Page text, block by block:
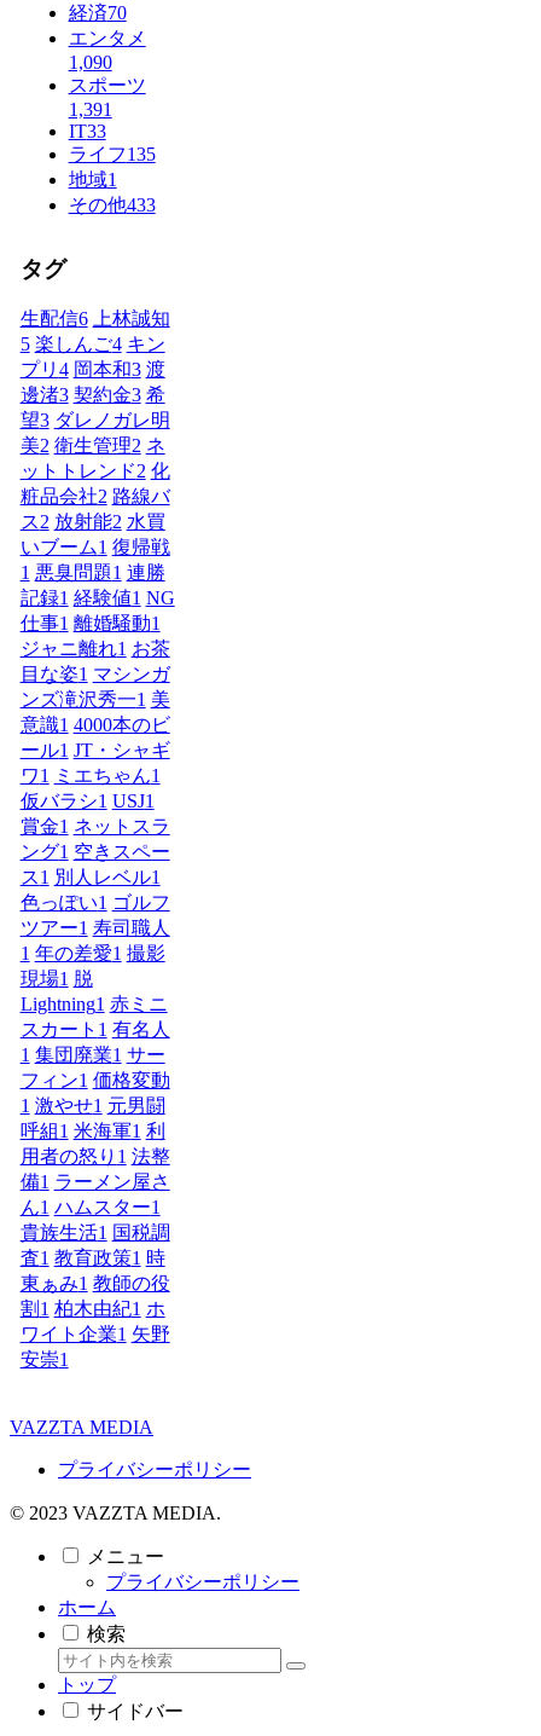
経済70
エンタメ
1,090
スポーツ
1,391
IT33
ライフ135
地域1
その他433
タグ
生配信6
上林誠知
5 楽しんご4 キン
プリ 4 岡本和3 渡
邊渚3 契約金3 希
望3 ダレノガレ明
美2 衛生管理2 ネ
ットトレンド2 化
粧品会社2 路線バ
ス2 放射能2 水買
いブーム1 復帰戦
1 悪臭問題1 連勝
記録1 経験値1 NG
仕事1 離婚騒動1
ジャニ離れ1 お茶
目な姿1 マシンガ
ンズ滝沢秀一1 美
意識1 4000本のビ
ール1 JT・シャギ
ワ1 ミエちゃん1
仮バラシ1 USJ1
賞金1 ネットスラ
ング1 空きスペー
ス1 別人レベル1
色っぽい1 ゴルフ
ツアー1 寿司職人
1 年の差愛1 撮影
現場1 脱
Lightning1 赤ミニ
スカート 1 有名人
1 集団廃業1 サー
フィン1 価格変動
1 激やせ1 元男闘
呼組1 米海軍1 利
用者の怒り 1 法整
備1 ラーメン屋さ
ん1 ハムスター1
貴族生活1 国税調
査1 教育政策1 時
東ぁみ1 教師の役
割 1 柏木由紀1 ホ
ワイト企業1 矢野
安崇1
VAZZTA MEDIA
プライバシーポリシー
© 2023 VAZZTA MEDIA.
メニュー
プライバシーポリシー
ホーム
検索
トップ
サイドバー